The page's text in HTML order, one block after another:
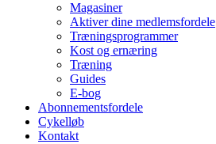
Magasiner
Aktiver dine medlemsfordele
Træningsprogrammer
Kost og ernæring
Træning
Guides
E-bog
Abonnementsfordele
Cykelløb
Kontakt